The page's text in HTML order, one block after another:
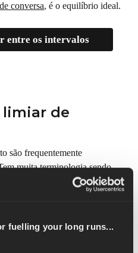
fuelling your long runs...
conversa, é o equilíbrio ideal.
entre os intervalos
limiar de
são frequentemente
muita terminologia sendo
aeróbico.